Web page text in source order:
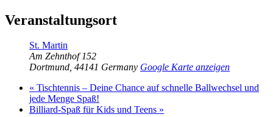
Veranstaltungsort
St. Martin
Am Zehnthof 152
Dortmund, 44141 Germany Google Karte anzeigen
« Tischtennis – Deine Chance auf schnelle Ballwechsel und
jede Menge Spaß!
Billiard-Spaß für Kids und Teens »